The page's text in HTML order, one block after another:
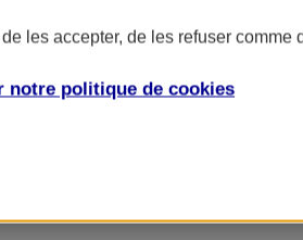
les accepter, de les refuser
notre politique de cookies